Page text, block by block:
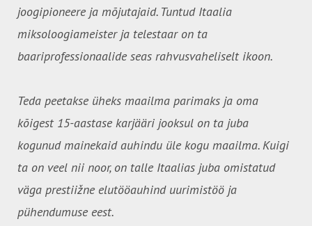
joogipioneere ja mõjutajaid. Tuntud Itaalia
miksoloogiameister ja telestaar on ta
baariprofessionaalide seas rahvusvaheliselt ikoon.
Teda peetakse üheks maailma parimaks ja oma
kõigest 15-aastase karjääri jooksul on ta juba
kogunud mainekaid auhindu üle kogu maailma. Kuigi
ta on veel nii noor, on talle Itaalias juba omistatud
väga prestiižne elutööauhind uurimistöö ja
pühendumuse eest.